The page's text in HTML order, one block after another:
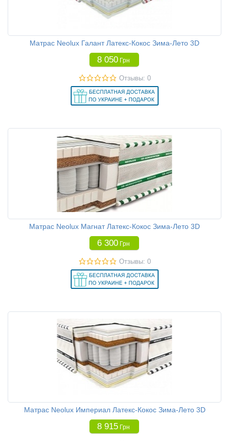
Матрас Neolux Галант Латекс-Кокос Зима-Лето 3D
8 050 Грн
Отзывы: 0
Матрас Neolux Магнат Латекс-Кокос Зима-Лето 3D
6 300 Грн
Отзывы: 0
Матрас Neolux Империал Латекс-Кокос Зима-Лето 3D
8 915 Грн